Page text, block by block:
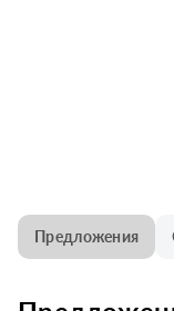
Предложения